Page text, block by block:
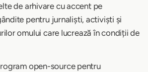
de arhivare cu accent pe
pentru jurnaliști, activiști și
omului care lucrează în condiții de
open-source pentru